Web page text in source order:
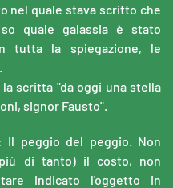
nel quale stava scritto che
quale galassia è stato
tutta la spiegazione, le
scritta "da oggi una stella
signor Fausto".
Il peggio del peggio. Non
di tanto) il costo, non
indicato l'oggetto in